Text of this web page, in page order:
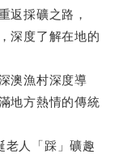
返採礦之路，
深度了解在地的
澳漁村深度導
地方熱情的傳統
老人「踩」礦趣